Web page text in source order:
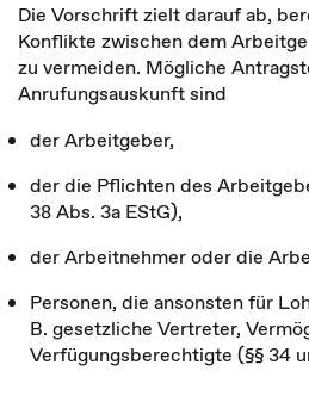
Die Vorschrift zielt darauf ab,
Konflikte zwischen dem
zu vermeiden. Mögliche
Anrufungsauskunft sind
der Arbeitgeber,
der die Pflichten des
38 Abs. 3a EStG),
der Arbeitnehmer oder die
Personen, die ansonsten für
B. gesetzliche Vertreter,
Verfügungsberechtigte (§§ 34